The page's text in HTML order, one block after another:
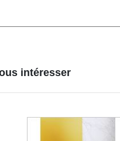
intéresser